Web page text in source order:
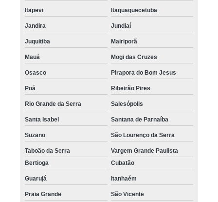
Itapevi Itaquaquecetuba
Jandira Jundiaí
Juquitiba Mairiporã
Mauá Mogi das Cruzes
Osasco Pirapora do Bom Jesus
Poá Ribeirão Pires
Rio Grande da Serra Salesópolis
Santa Isabel Santana de Parnaíba
Suzano São Lourenço da Serra
Taboão da Serra
Vargem Grande Paulista
Bertioga
Cubatão
Guarujá Itanhaém
Praia Grande
São Vicente